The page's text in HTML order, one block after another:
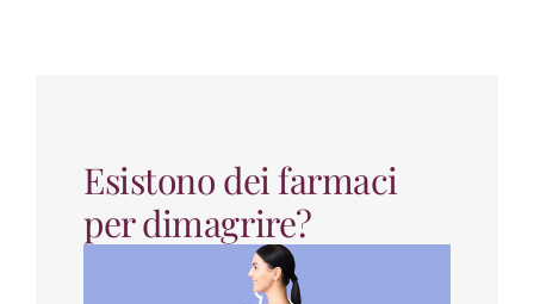
Esistono dei farmaci
per dimagrire?